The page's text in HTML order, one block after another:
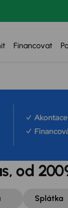
Financovat
vše
od
Splátka